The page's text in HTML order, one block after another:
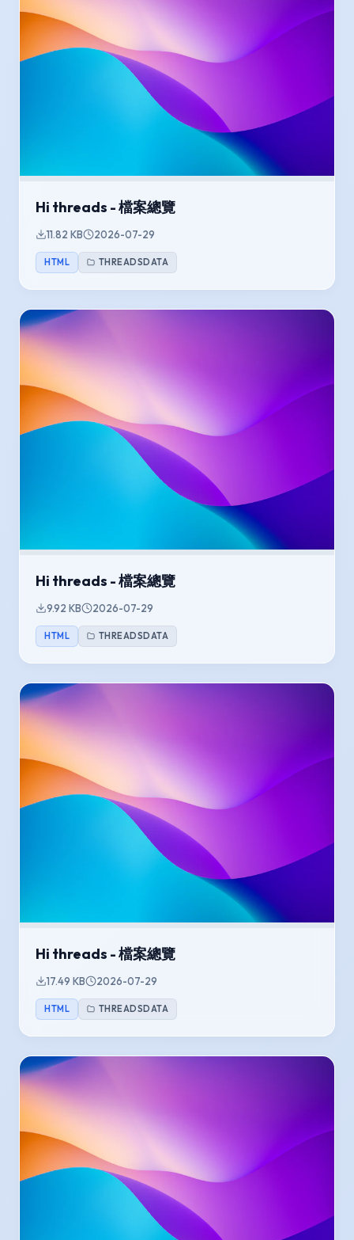
Hi threads - 檔案總覽
11.82 KB 2026-07-29
HTML THREADSDATA
Hi threads - 檔案總覽
9.92 KB 2026-07-29
HTML THREADSDATA
Hi threads - 檔案總覽
17.49 KB 2026-07-29
HTML THREADSDATA